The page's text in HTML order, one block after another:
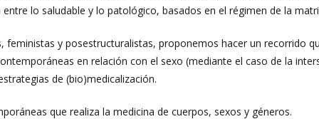
lo saludable y lo patológico, basados en el régimen de la
feministas y posestructuralistas, proponemos hacer un recorrido
en relación con el sexo (mediante el caso de la
de (bio)medicalización.
que realiza la medicina de cuerpos, sexos y géneros.